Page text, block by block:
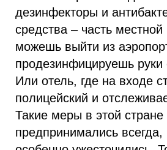
дезинфекторы и
средства – часть
можешь выйти из
продезинфицируешь руки
Или отель, где на входе
полицейский и
Такие меры в этой стране
предпринимались всегда,